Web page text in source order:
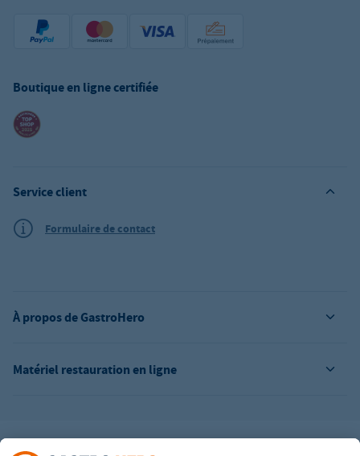
Boutique en ligne certifiée
Matériel restauration en ligne
À propos de GastroHero
Service client
Formulaire de contact